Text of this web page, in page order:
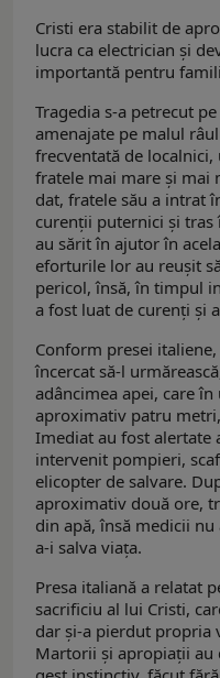
Cristi era stabilit de
lucra ca electrician și
importantă pentru
Tragedia s-a petrecut
amenajate pe malul
frecventată de
fratele mai mare și mai
dat, fratele său a intrat
curenții puternici și
au sărit în ajutor în
eforturile lor au reușit
pericol, însă, în timpul
a fost luat de curenți și
Conform presei
încercat să-l
adâncimea apei, care
aproximativ patru
Imediat au fost alertate
intervenit pompieri,
elicopter de salvare.
aproximativ două ore,
din apă, însă medicii
a-i salva viața.
Presa italiană a relatat
sacrificiu al lui Cristi,
dar și-a pierdut propria
Martorii și apropiații au